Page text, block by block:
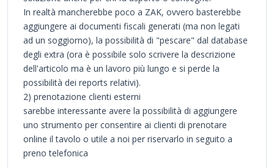
In realtà mancherebbe poco a ZAK, ovvero basterebbe
aggiungere ai documenti fiscali generati (ma non legati
ad un soggiorno), la possibilità di "pescare" dal database
degli extra (ora è possibile solo scrivere la descrizione
dell'articolo ma è un lavoro più lungo e si perde la
possibilità dei reports relativi).
2) prenotazione clienti esterni
sarebbe interessante avere la possibilità di aggiungere
uno strumento per consentire ai clienti di prenotare
online il tavolo o utile a noi per riservarlo in seguito a
preno telefonica